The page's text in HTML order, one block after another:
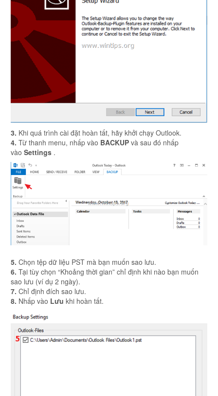
3. Khi quá trình cài đặt hoàn tất, hãy khởi chạy Outlook.
4. Từ thanh menu, nhấp vào BACKUP và sau đó nhấp
vào Settings .
5. Chọn tệp dữ liệu PST mà bạn muốn sao lưu.
6. Tại tùy chọn “Khoảng thời gian” chỉ định khi nào bạn muốn
sao lưu (ví dụ 2 ngày).
7. Chỉ định đích sao lưu.
8. Nhấp vào Lưu khi hoàn tất.